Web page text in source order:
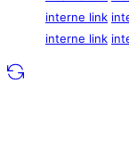
interne link
interne link